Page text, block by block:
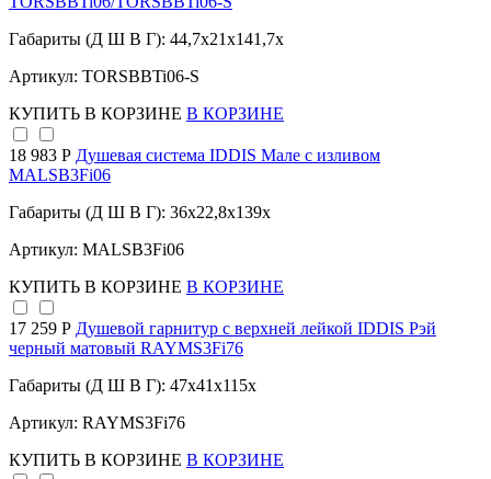
Габариты (Д Ш В Г): 44,7x21x141,7x
Артикул: TORSBBTi06-S
КУПИТЬ В КОРЗИНЕ В КОРЗИНЕ
18 983 Р Душевая система IDDIS Мале с изливом
MALSB3Fi06
Габариты (Д Ш В Г): 36x22,8x139x
Артикул: MALSB3Fi06
КУПИТЬ В КОРЗИНЕ В КОРЗИНЕ
17 259 Р Душевой гарнитур с верхней лейкой IDDIS Рэй
черный матовый RAYMS3Fi76
Габариты (Д Ш В Г): 47x41x115x
Артикул: RAYMS3Fi76
КУПИТЬ В КОРЗИНЕ В КОРЗИНЕ